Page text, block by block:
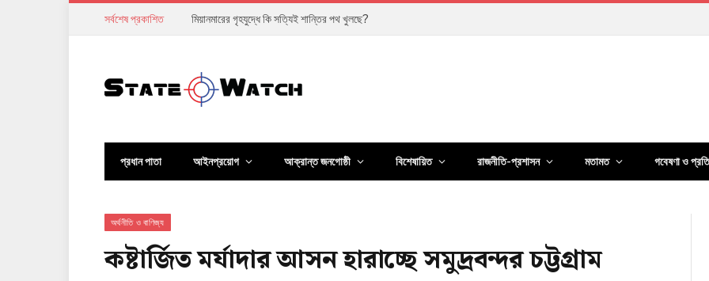
সর্বশেষ প্রকাশিত তরুণদের আন্দোলনে দুর্বল হয়ে পড়েছে মোদি সরকার
প্রধান পাতা আইনপ্রয়োগ আক্রান্ত জনগোষ্ঠী বিশেষায়িত রাজনীতি-প্রশাসন মতামত গবেষণা ও
অর্থনীতি ও বাণিজ্য
কষ্টার্জিত মর্যাদার আসন হারাচ্ছে সমুদ্রবন্দর চট্টগ্রাম